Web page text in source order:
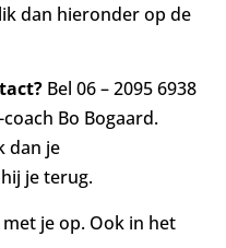
dan hieronder op de
Bel 06 – 2095 6938
Bo Bogaard.
dan je
je terug.
je op. Ook in het